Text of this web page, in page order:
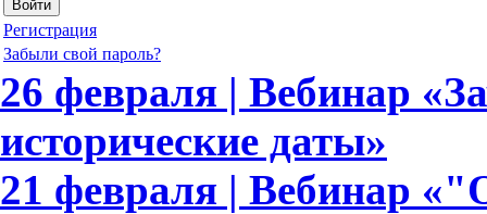
Регистрация
Забыли свой пароль?
26 февраля | Вебинар
исторические даты»
21 февраля | Вебинар